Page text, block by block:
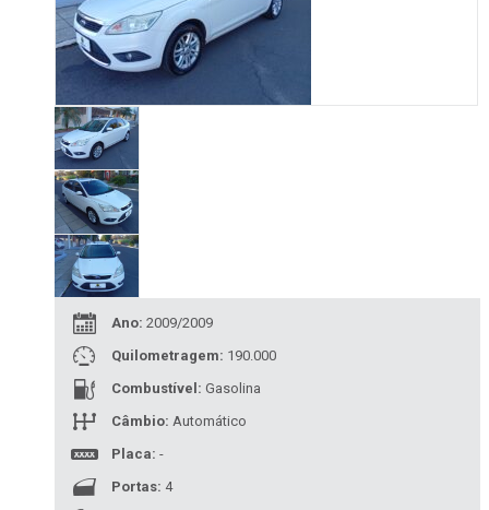
Limpar todos os filtros
Ano: 2009/2009
Quilometragem: 190.000
Combustível: Gasolina
Câmbio: Automático
Placa: -
Portas: 4